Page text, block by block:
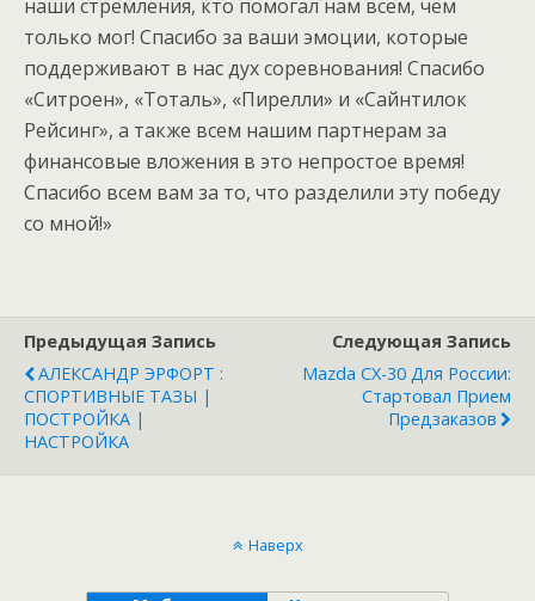
наши стремления, кто помогал нам всем, чем
только мог! Спасибо за ваши эмоции, которые
поддерживают в нас дух соревнования! Спасибо
«Ситроен», «Тоталь», «Пирелли» и «Сайнтилок
Рейсинг», а также всем нашим партнерам за
финансовые вложения в это непростое время!
Спасибо всем вам за то, что разделили эту победу
со мной!»
Предыдущая Запись
АЛЕКСАНДР ЭРФОРТ :
СПОРТИВНЫЕ ТАЗЫ |
ПОСТРОЙКА |
НАСТРОЙКА
Следующая Запись
Mazda CX-30 Для России:
Стартовал Прием
Предзаказов
Наверх